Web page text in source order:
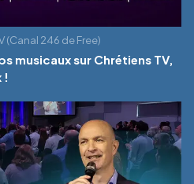
(Canal 246 de Free)
musicaux sur Chrétiens TV,
!